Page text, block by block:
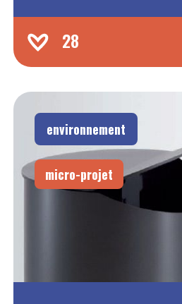
28
environnement
micro-projet